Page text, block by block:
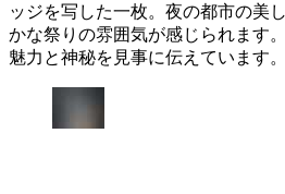
ッジを写した一枚。夜の都市の美
かな祭りの雰囲気が感じられます
魅力と神秘を見事に伝えています。